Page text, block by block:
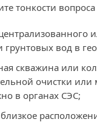
тонкости
грунтовых вод в
скважина или
очистки или
в органах СЭС;